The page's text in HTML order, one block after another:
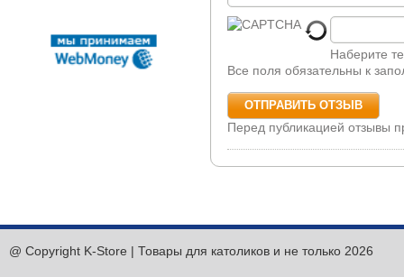
Наберите
Все поля обязательны к
Перед публикацией отзывы
@ Copyright K-Store | Товары для католиков и не только 2026